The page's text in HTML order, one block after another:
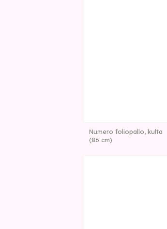
Numero foliopallo, kulta
(86 cm)